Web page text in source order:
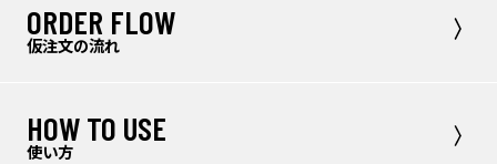
サッカーショップKAMO柏店
千葉県柏市中央町２－１１
ORDER FLOW
仮注文の流れ
HOW TO USE
使い方